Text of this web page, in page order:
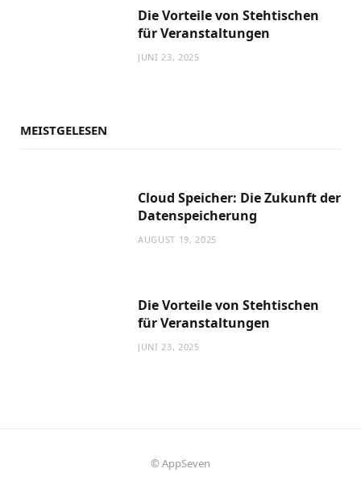
Die Vorteile von Stehtischen
für Veranstaltungen
JUNI 23, 2025
MEISTGELESEN
Cloud Speicher: Die Zukunft der
Datenspeicherung
AUGUST 19, 2025
Die Vorteile von Stehtischen
für Veranstaltungen
JUNI 23, 2025
© AppSeven